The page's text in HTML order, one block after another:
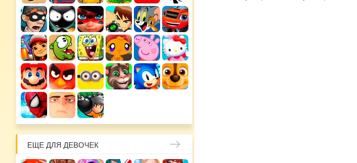
ЕЩЕ ДЛЯ ДЕВОЧЕК